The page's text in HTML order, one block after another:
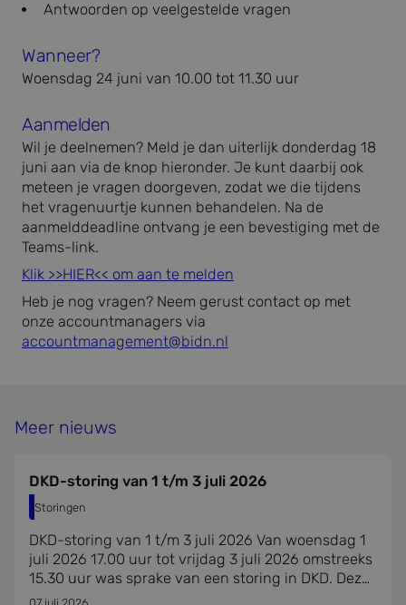
Antwoorden op veelgestelde vragen
Wanneer?
Woensdag 24 juni van 10.00 tot 11.30 uur
Aanmelden
Wil je deelnemen? Meld je dan uiterlijk donderdag 18
juni aan via de knop hieronder. Je kunt daarbij ook
meteen je vragen doorgeven, zodat we die tijdens
het vragenuurtje kunnen behandelen. Na de
aanmelddeadline ontvang je een bevestiging met de
Teams-link.
Klik >>HIER<< om aan te melden
Heb je nog vragen? Neem gerust contact op met
onze accountmanagers via
accountmanagement@bidn.nl
Meer nieuws
DKD-storing van 1 t/m 3 juli 2026
Storingen
DKD-storing van 1 t/m 3 juli 2026 Van woensdag 1
juli 2026 17.00 uur tot vrijdag 3 juli 2026 omstreeks
15.30 uur was sprake van een storing in DKD. Deze
storing had ook gevolgen voor DKD-Inlezen.